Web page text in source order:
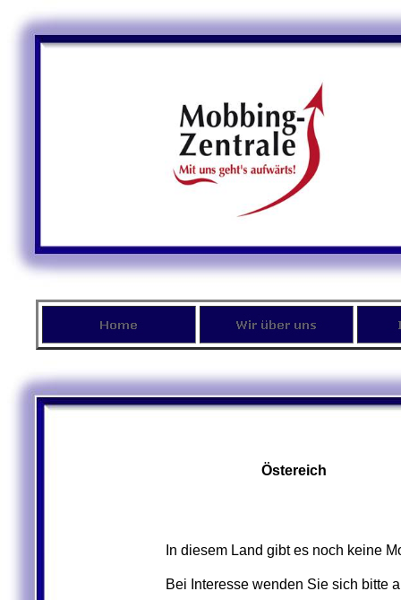
Östereich
In diesem Land gibt es noch keine
Bei Interesse wenden Sie sich bitte